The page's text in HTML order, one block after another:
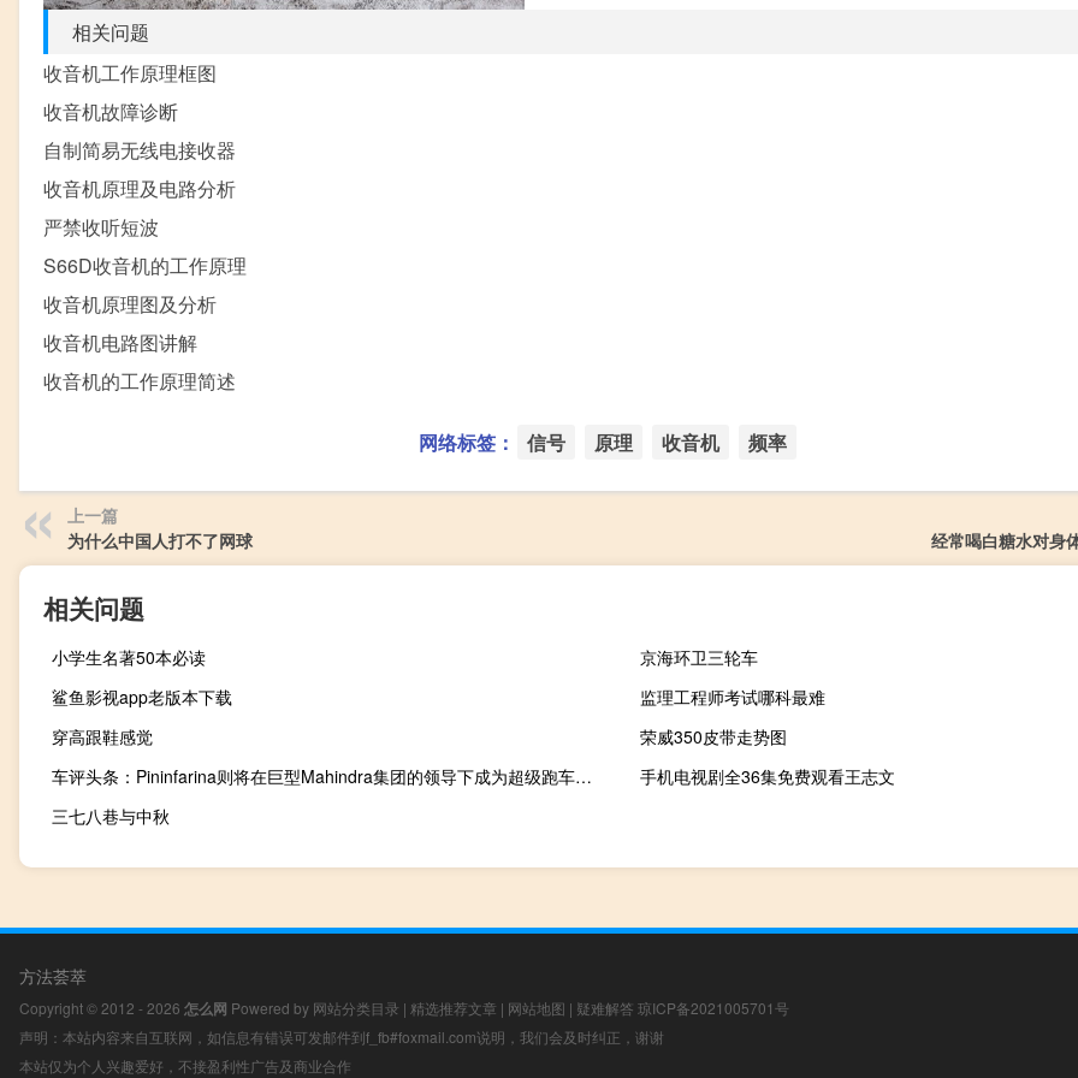
相关问题
收音机工作原理框图
收音机故障诊断
自制简易无线电接收器
收音机原理及电路分析
严禁收听短波
S66D收音机的工作原理
收音机原理图及分析
收音机电路图讲解
收音机的工作原理简述
网络标签： 信号 原理 收音机 频率
上一篇
为什么中国人打不了网球
经常喝白糖水对身
相关问题
小学生名著50本必读
京海环卫三轮车
鲨鱼影视app老版本下载
监理工程师考试哪科最难
穿高跟鞋感觉
荣威350皮带走势图
车评头条：Pininfarina则将在巨型Mahindra集团的领导下成为超级跑车精英
手机电视剧全36集免费观看王志文
三七八巷与中秋
方法荟萃
Copyright © 2012 - 2026 怎么网 Powered by 网站分类目录 | 精选推荐文章 | 网站地图 | 疑难解答 琼ICP备2021005701号
声明：本站内容来自互联网，如信息有错误可发邮件到f_fb#foxmail.com说明，我们会及时纠正，谢谢
本站仅为个人兴趣爱好，不接盈利性广告及商业合作